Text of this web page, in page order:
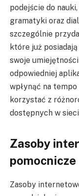
podejście do
gramatyki oraz
szczególnie
które już
swoje
odpowiedniej
wpłynąć na
korzystać z
dostępnych w
Zasoby
pomocnicze
Zasoby